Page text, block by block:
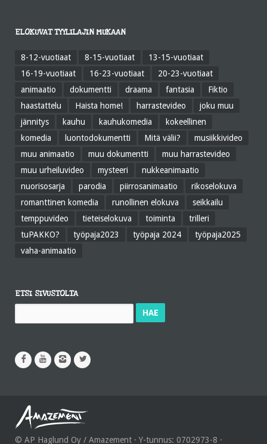
ELOKUVAT TYYLILAJIN MUKAAN
8-12-vuotiaat 8-15-vuotiaat
13-15-vuotiaat
16-19-vuotiaat
16-23-vuotiaat
20-23-vuotiaat
animaatio
dokumentti draama fantasia
Fiktio
haastattelu
Haista home! harrastevideo
joku muu
jännitys
kauhu kauhukomedia
kokeellinen
komedia
luontodokumentti Mitä välii?
musiikkivideo
muu animaatio
muu dokumentti
muu harrastevideo
muu urheiluvideo
mysteeri
nukkeanimaatio
nuorisosarja
parodia piirrosanimaatio
rikoselokuva
romanttinen komedia
runollinen elokuva
seikkailu
temppuvideo
tieteiselokuva toiminta
trilleri
tuPAKKO?
työpaja2023 työpaja 2024
työpaja2025
vaha-animaatio
ETSI SIVUSTOLTA
© AP Haglund Oy / Amazement · Y-tunnus: 0702973-8 ·